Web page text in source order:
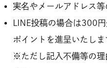
実名やメールアドレス
LINE投稿の場合は300
ポイントを進呈いたしま
※ただし記入不備等の理